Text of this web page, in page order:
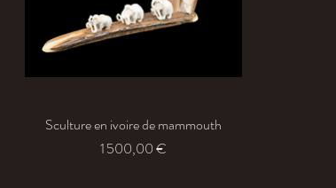
Aperçu rapide
Sculture en ivoire de mammouth
Prix
1 500,00 €